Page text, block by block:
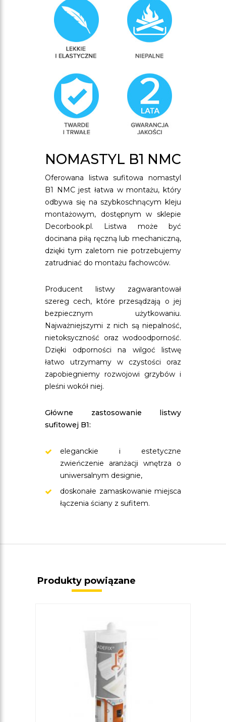
NOMASTYL B1 NMC
Oferowana listwa sufitowa nomastyl
B1 NMC jest łatwa w montażu, który
odbywa się na szybkoschnącym kleju
montażowym, dostępnym w sklepie
Decorbook.pl. Listwa może być
docinana piłą ręczną lub mechaniczną,
dzięki tym zaletom nie potrzebujemy
zatrudniać do montażu fachowców.
Producent listwy zagwarantował
szereg cech, które przesądzają o jej
bezpiecznym użytkowaniu.
Najważniejszymi z nich są niepalność,
nietoksyczność oraz wodoodporność.
Dzięki odporności na wilgoć listwę
łatwo utrzymamy w czystości oraz
zapobiegniemy rozwojowi grzybów i
pleśni wokół niej.
Główne zastosowanie listwy
sufitowej B1:
eleganckie i estetyczne
zwieńczenie aranżacji wnętrza o
uniwersalnym designie,
doskonałe zamaskowanie miejsca
łączenia ściany z sufitem.
Produkty powiązane